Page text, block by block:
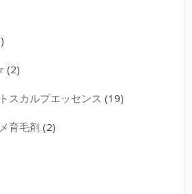
(2)
スカルプエッセンス (19)
育毛剤 (2)